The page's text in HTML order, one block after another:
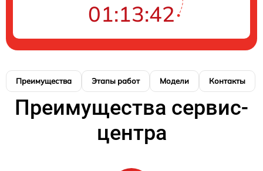
01:13:41
Преимущества Этапы работ Модели Контакты
Преимущества сервис-
центра